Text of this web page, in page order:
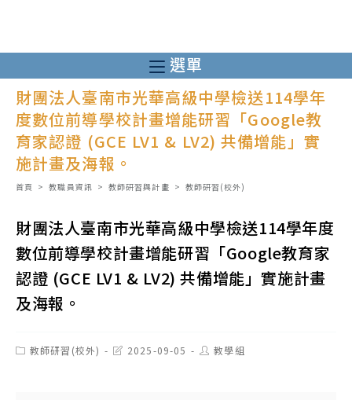
至
主
內
選單
財團法人臺南市光華高級中學檢送114學年
度數位前導學校計畫增能研習「Google教
育家認證 (GCE LV1 & LV2) 共備增能」實
施計畫及海報。
首頁 > 教職員資訊 > 教師研習與計畫 > 教師研習(校外)
財團法人臺南市光華高級中學檢送114學年度
數位前導學校計畫增能研習「Google教育家
認證 (GCE LV1 & LV2) 共備增能」實施計畫
及海報。
Post教師研習(校外)
Post2025-09-05
Post教學組